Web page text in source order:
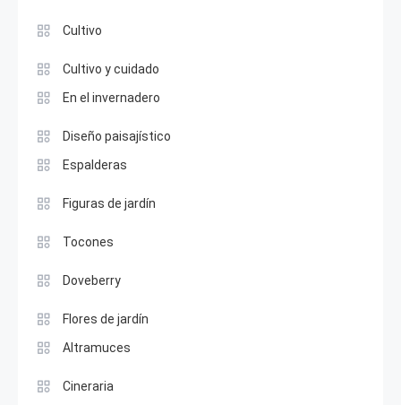
Cultivo
Cultivo y cuidado
En el invernadero
Diseño paisajístico
Espalderas
Figuras de jardín
Tocones
Doveberry
Flores de jardín
Altramuces
Cineraria